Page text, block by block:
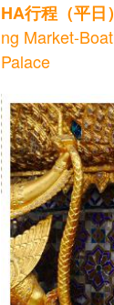
HA行程（平日
ng Market-
Palace